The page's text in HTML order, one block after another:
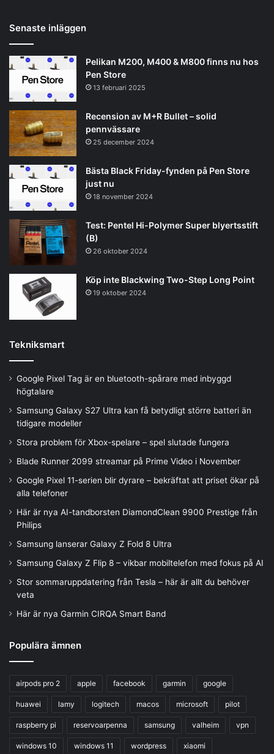
Senaste inläggen
Pelikan M200, M400 & M800 finns nu hos
Pen Store
13 februari 2025
Recension av M+R Bullet – solid
pennvässare
25 december 2024
Bästa Black Friday-fynden på Pen Store
just nu
18 november 2024
Test: Pentel Hi-Polymer Super blyertsstift
(B)
26 oktober 2024
Köp inte Blackwing Two-Step Long Point
19 oktober 2024
Tekniksmart
Google Pixel Tag är en bluetooth-spårare med inbyggd
högtalare
Samsung Galaxy S27 Ultra kan få betydligt större batteri än
tidigare modeller
Stora problem för Xbox-spelare – spel slutade fungera
Blade Runner 2099 streamar på Prime Video i November
Google Pixel 11-serien blir dyrare – bekräftat att priset ökar på
alla telefoner
Här är nya AI-tandborsten DiamondClean 9900 Prestige från
Philips
Samsung lanserar Galaxy Z Fold 8 Ultra
Samsung Galaxy Z Flip 8 – vikbar mobiltelefon med fokus på AI
Stor sommaruppdatering från Tesla – här är allt du behöver
veta
Här är nya Garmin CIRQA Smart Band
Populära ämnen
airpods pro 2 apple facebook garmin google
huawei lamy logitech macos microsoft pilot
raspberry pi reservoarpenna samsung valheim vpn
windows 10 windows 11 wordpress xiaomi